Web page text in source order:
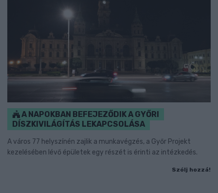
A NAPOKBAN BEFEJEZŐDIK A GYŐRI
DÍSZKIVILÁGÍTÁS LEKAPCSOLÁSA
A város 77 helyszínén zajlik a munkavégzés, a Győr Projekt
kezelésében lévő épületek egy részét is érinti az intézkedés.
Szólj hozzá!